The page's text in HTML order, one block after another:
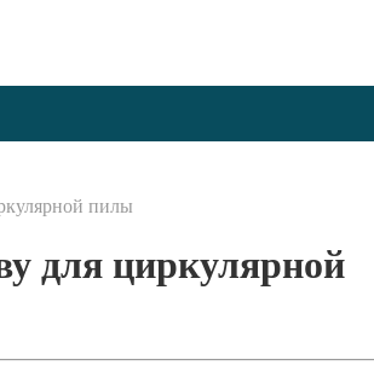
пилы
для циркулярной